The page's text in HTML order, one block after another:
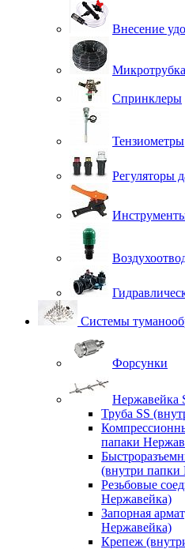
Внесение
Микротрубка
Спринклеры
Тензиометры
Регуляторы
Системы
Форсунки
Нержавейка
Труба SS
папаки
(внутри папки
Резьбовые
Нержавейка)
Запорная
Нержавейка)
Крепеж